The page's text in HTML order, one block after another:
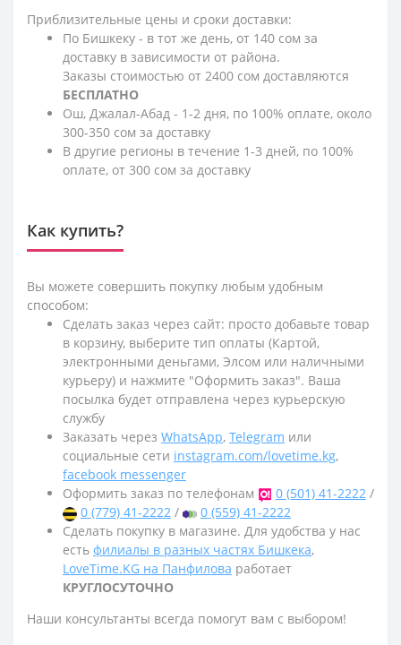
Приблизительные цены и сроки доставки:
По Бишкеку - в тот же день, от 140 сом за
доставку в зависимости от района.
Заказы стоимостью от 2400 сом доставляются
БЕСПЛАТНО
Ош, Джалал-Абад - 1-2 дня, по 100% оплате, около
300-350 сом за доставку
В другие регионы в течение 1-3 дней, по 100%
оплате, от 300 сом за доставку
Как купить?
Вы можете совершить покупку любым удобным
способом:
Сделать заказ через сайт: просто добавьте товар
в корзину, выберите тип оплаты (Картой,
электронными деньгами, Элсом или наличными
курьеру) и нажмите "Оформить заказ". Ваша
посылка будет отправлена через курьерскую
службу
Заказать через WhatsApp, Telegram или
социальные сети instagram.com/lovetime.kg,
facebook messenger
Оформить заказ по телефонам
0 (501) 41-2222 /
0 (779) 41-2222 /
0 (559) 41-2222
Сделать покупку в магазине. Для удобства у нас
есть филиалы в разных частях Бишкека,
LoveTime.KG на Панфилова работает
КРУГЛОСУТОЧНО
Наши консультанты всегда помогут вам с выбором!